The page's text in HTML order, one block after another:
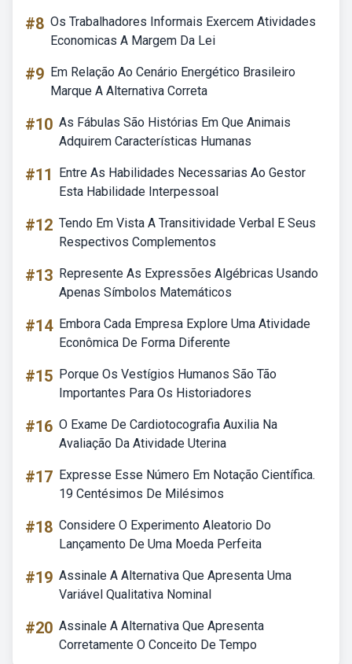
#8 Os Trabalhadores Informais Exercem Atividades
Economicas A Margem Da Lei
#9 Em Relação Ao Cenário Energético Brasileiro
Marque A Alternativa Correta
#10 As Fábulas São Histórias Em Que Animais
Adquirem Características Humanas
#11
Entre As Habilidades Necessarias Ao Gestor
Esta Habilidade Interpessoal
#12 Tendo Em Vista A Transitividade Verbal E Seus
Respectivos Complementos
#13 Represente As Expressões Algébricas Usando
Apenas Símbolos Matemáticos
#14 Embora Cada Empresa Explore Uma Atividade
Econômica De Forma Diferente
#15 Porque Os Vestígios Humanos São Tão
Importantes Para Os Historiadores
#16 O Exame De Cardiotocografia Auxilia Na
Avaliação Da Atividade Uterina
#17 Expresse Esse Número Em Notação Científica.
19 Centésimos De Milésimos
#18 Considere O Experimento Aleatorio Do
Lançamento De Uma Moeda Perfeita
#19 Assinale A Alternativa Que Apresenta Uma
Variável Qualitativa Nominal
#20 Assinale A Alternativa Que Apresenta
Corretamente O Conceito De Tempo